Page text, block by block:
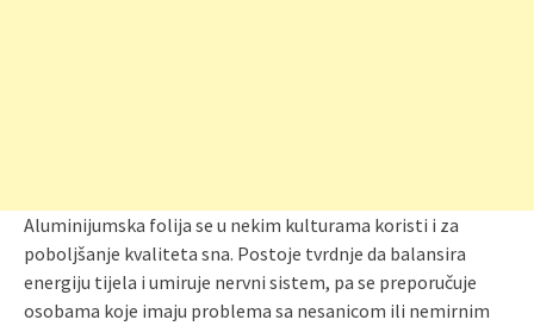
Aluminijumska folija se u nekim kulturama koristi i za
poboljšanje kvaliteta sna. Postoje tvrdnje da balansira
energiju tijela i umiruje nervni sistem, pa se preporučuje
osobama koje imaju problema sa nesanicom ili nemirnim